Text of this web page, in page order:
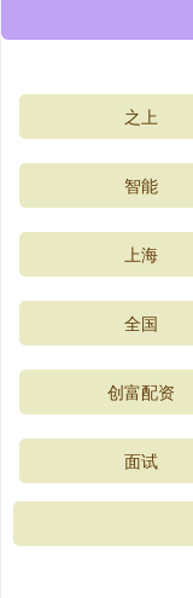
之上
智能
上海
全国
创富配资
面试